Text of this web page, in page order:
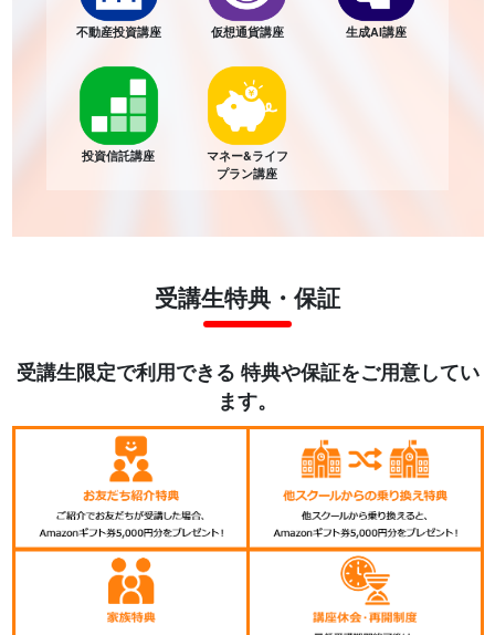
不動産投資講座 仮想通貨講座 生成AI講座
投資信託講座
マネー&ライフ
プラン講座
受講生特典・保証
受講生限定で利用できる 特典や保証をご用意してい
ます。